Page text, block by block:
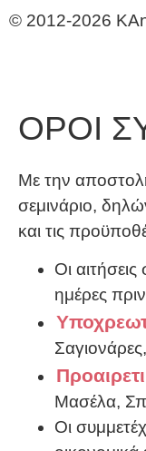
© 2012-2026
ΟΡΟΙ
Με την
σεμινάριο,
και τις
Οι
ημέρες
Μασέλα,
Οι